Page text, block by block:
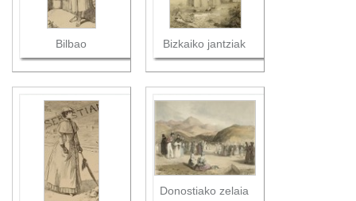
Bilbao Bizkaiko jantziak
Donostiako zelaia